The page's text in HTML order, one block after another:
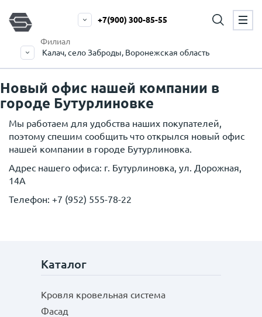
Филиал
Калач, село Заброды, Воронежская область
+7(900) 300-85-55
Новый офис нашей компании в
городе Бутурлиновке
Мы работаем для удобства наших покупателей,
поэтому спешим сообщить что открылся новый офис
нашей компании в городе Бутурлиновка.
Адрес нашего офиса: г. Бутурлиновка, ул. Дорожная,
14А
Телефон: +7 (952) 555-78-22
Каталог
Кровля кровельная система
Фасад